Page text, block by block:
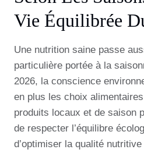
Vie Équilibrée
Une nutrition saine passe
particulière portée à la
2026, la conscience
en plus les choix
produits locaux et de saison
de respecter l’équilibre
d’optimiser la qualité